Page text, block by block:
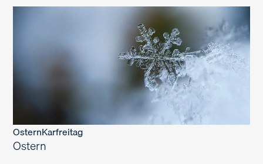
OsternKarfreitag
Ostern